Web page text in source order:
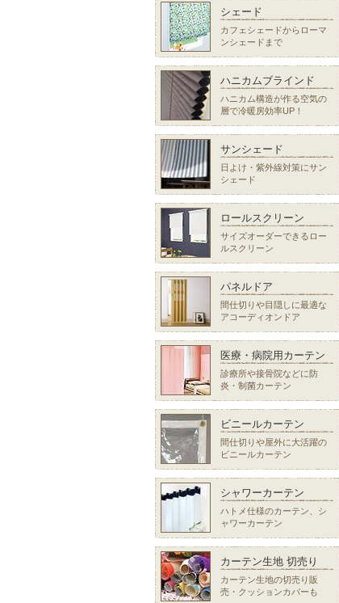
シェード
カフェシェードからローマ
ンシェードまで
ハニカムブラインド
ハニカム構造が作る空気の
層で冷暖房効率UP！
サンシェード
日よけ・紫外線対策にサン
シェード
ロールスクリーン
サイズオーダーできるロー
ルスクリーン
パネルドア
間仕切りや目隠しに最適な
アコーディオンドア
医療・病院用カーテン
診療所や接骨院などに防
炎・制菌カーテン
ビニールカーテン
間仕切りや屋外に大活躍の
ビニールカーテン
シャワーカーテン
ハトメ仕様のカーテン、シ
ャワーカーテン
カーテン生地 切売り
カーテン生地の切売り販
売・クッションカバーも